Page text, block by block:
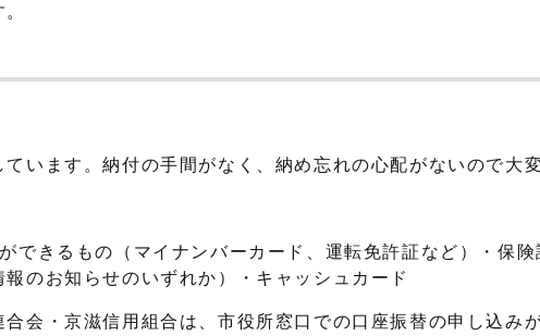
います。納付の手間がなく、納め忘れの心配がないので大
きるもの（マイナンバーカード、運転免許証など）・保険
のお知らせのいずれか）・キャッシュカード
・京滋信用組合は、市役所窓口での口座振替の申し込みが